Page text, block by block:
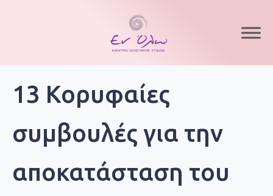
13 Κορυφαίες
συμβουλές για την
αποκατάσταση του